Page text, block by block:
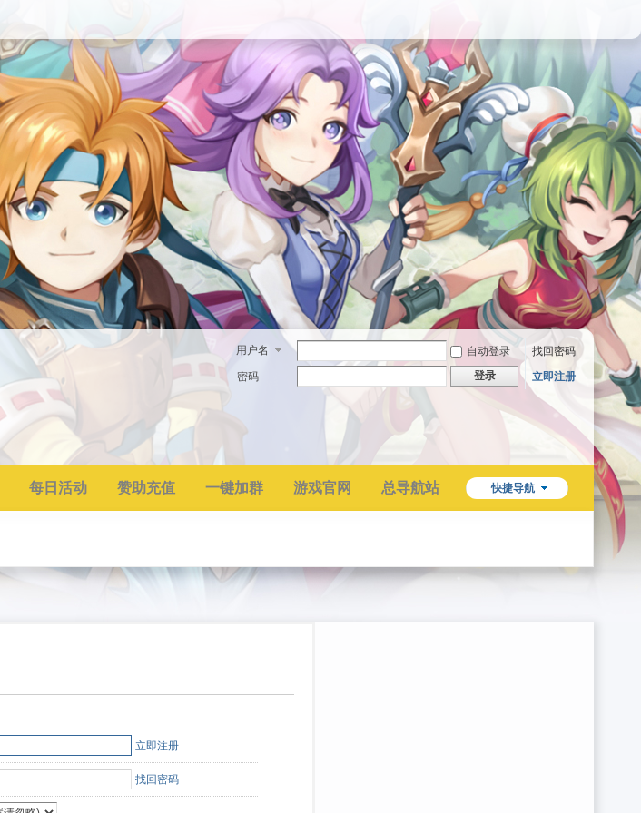
用户名 自动登录
找回密码
密码
登录 立即注册
快捷导航
每日活动 赞助充值 一键加群 游戏官网 总导航站
立即注册
找回密码